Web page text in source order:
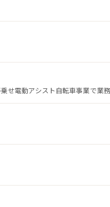
せ電動アシスト自転車事業で業